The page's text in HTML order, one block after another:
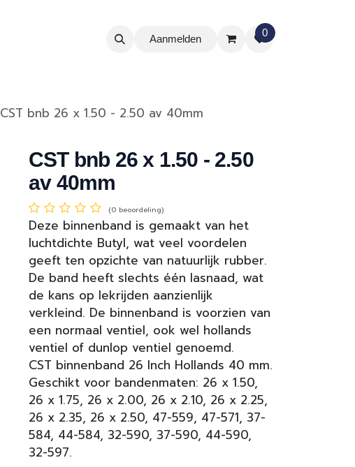
Aanmelden
0
CST bnb 26 x 1.50 - 2.50 av 40mm
CST bnb 26 x 1.50 - 2.50
av 40mm
(0 beoordeling)
Deze binnenband is gemaakt van het
luchtdichte Butyl, wat veel voordelen
geeft ten opzichte van natuurlijk rubber.
De band heeft slechts één lasnaad, wat
de kans op lekrijden aanzienlijk
verkleind. De binnenband is voorzien van
een normaal ventiel, ook wel hollands
ventiel of dunlop ventiel genoemd.
CST binnenband 26 Inch Hollands 40 mm.
Geschikt voor bandenmaten: 26 x 1.50,
26 x 1.75, 26 x 2.00, 26 x 2.10, 26 x 2.25,
26 x 2.35, 26 x 2.50, 47-559, 47-571, 37-
584, 44-584, 32-590, 37-590, 44-590,
32-597.